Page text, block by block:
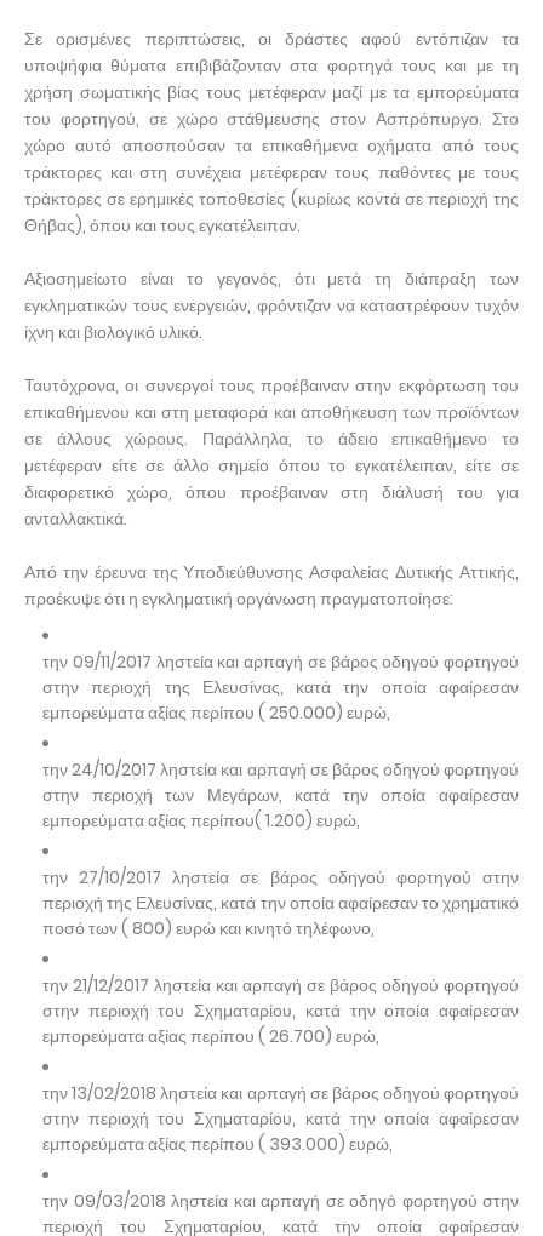
Σε ορισμένες περιπτώσεις, οι δράστες αφού εντόπιζαν τα
υποψήφια θύματα επιβιβάζονταν στα φορτηγά τους και με τη
χρήση σωματικής βίας τους μετέφεραν μαζί με τα εμπορεύματα
του φορτηγού, σε χώρο στάθμευσης στον Ασπρόπυργο. Στο
χώρο αυτό αποσπούσαν τα επικαθήμενα οχήματα από τους
τράκτορες και στη συνέχεια μετέφεραν τους παθόντες με τους
τράκτορες σε ερημικές τοποθεσίες (κυρίως κοντά σε περιοχή της
Θήβας), όπου και τους εγκατέλειπαν.
Αξιοσημείωτο είναι το γεγονός, ότι μετά τη διάπραξη των
εγκληματικών τους ενεργειών, φρόντιζαν να καταστρέφουν τυχόν
ίχνη και βιολογικό υλικό.
Ταυτόχρονα, οι συνεργοί τους προέβαιναν στην εκφόρτωση του
επικαθήμενου και στη μεταφορά και αποθήκευση των προϊόντων
σε άλλους χώρους. Παράλληλα, το άδειο επικαθήμενο το
μετέφεραν είτε σε άλλο σημείο όπου το εγκατέλειπαν, είτε σε
διαφορετικό χώρο, όπου προέβαιναν στη διάλυσή του για
ανταλλακτικά.
Από την έρευνα της Υποδιεύθυνσης Ασφαλείας Δυτικής Αττικής,
προέκυψε ότι η εγκληματική οργάνωση πραγματοποίησε:
την 09/11/2017 ληστεία και αρπαγή σε βάρος οδηγού φορτηγού
στην περιοχή της Ελευσίνας, κατά την οποία αφαίρεσαν
εμπορεύματα αξίας περίπου ( 250.000) ευρώ,
την 24/10/2017 ληστεία και αρπαγή σε βάρος οδηγού φορτηγού
στην περιοχή των Μεγάρων, κατά την οποία αφαίρεσαν
εμπορεύματα αξίας περίπου( 1.200) ευρώ,
την 27/10/2017 ληστεία σε βάρος οδηγού φορτηγού στην
περιοχή της Ελευσίνας, κατά την οποία αφαίρεσαν το χρηματικό
ποσό των ( 800) ευρώ και κινητό τηλέφωνο,
την 21/12/2017 ληστεία και αρπαγή σε βάρος οδηγού φορτηγού
στην περιοχή του Σχηματαρίου, κατά την οποία αφαίρεσαν
εμπορεύματα αξίας περίπου ( 26.700) ευρώ,
την 13/02/2018 ληστεία και αρπαγή σε βάρος οδηγού φορτηγού
στην περιοχή του Σχηματαρίου, κατά την οποία αφαίρεσαν
εμπορεύματα αξίας περίπου ( 393.000) ευρώ,
την 09/03/2018 ληστεία και αρπαγή σε οδηγό φορτηγού στην
περιοχή του Σχηματαρίου, κατά την οποία αφαίρεσαν